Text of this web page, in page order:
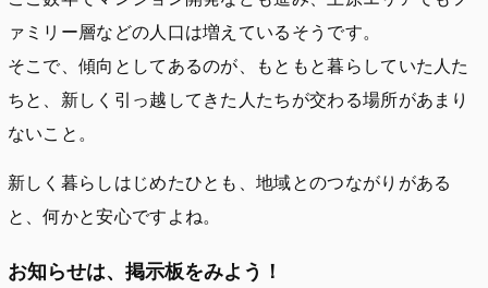
ァミリー層などの人口は増えているそうです。
そこで、傾向としてあるのが、もともと暮らしていた人た
ちと、新しく引っ越してきた人たちが交わる場所があまり
ないこと。
新しく暮らしはじめたひとも、地域とのつながりがある
と、何かと安心ですよね。
お知らせは、掲示板をみよう！